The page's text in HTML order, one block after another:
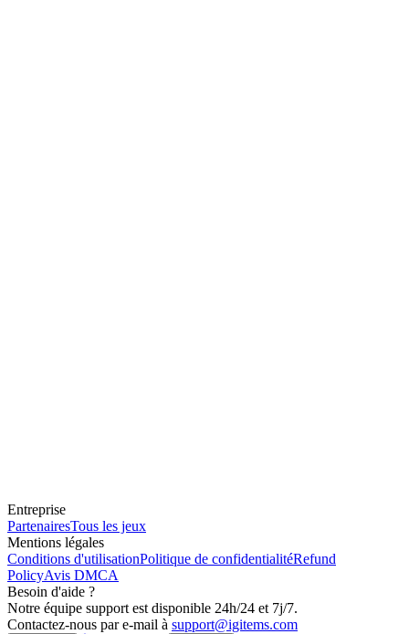
Entreprise
PartenairesTous les jeux
Mentions légales
Conditions d'utilisationPolitique de confidentialitéRefund
PolicyAvis DMCA
Besoin d'aide ?
Notre équipe support est disponible 24h/24 et 7j/7.
Contactez-nous par e-mail à support@igitems.com